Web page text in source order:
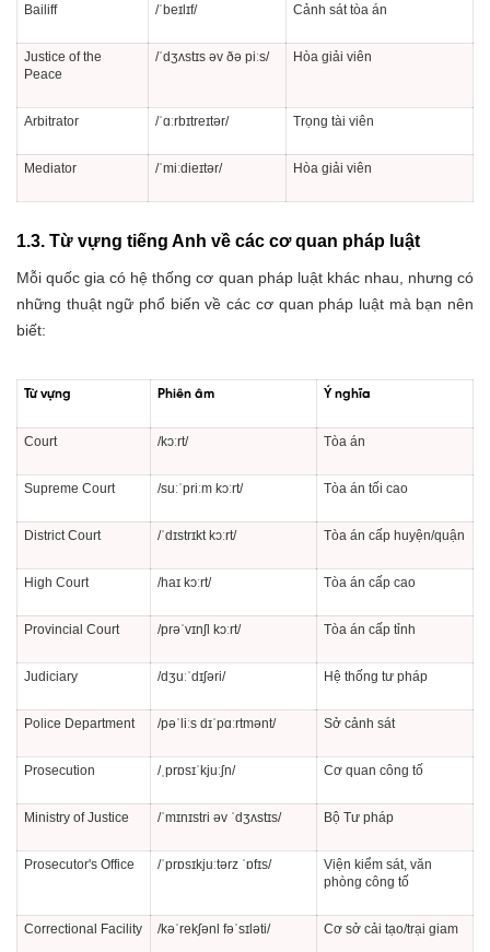
Bailiff /ˈbeɪlɪf/ Cảnh sát tòa án
Justice of the
Peace
/ˈdʒʌstɪs əv ðə piːs/ Hòa giải viên
Arbitrator /ˈɑːrbɪtreɪtər/ Trọng tài viên
Mediator /ˈmiːdieɪtər/ Hòa giải viên
1.3. Từ vựng tiếng Anh về các cơ quan pháp luật
Mỗi quốc gia có hệ thống cơ quan pháp luật khác nhau, nhưng có
những thuật ngữ phổ biến về các cơ quan pháp luật mà bạn nên
biết:
Từ vựng Phiên âm Ý nghĩa
Court /kɔːrt/ Tòa án
Supreme Court /suːˈpriːm kɔːrt/ Tòa án tối cao
District Court /ˈdɪstrɪkt kɔːrt/ Tòa án cấp huyện/quận
High Court /haɪ kɔːrt/ Tòa án cấp cao
Provincial Court /prəˈvɪnʃl kɔːrt/ Tòa án cấp tỉnh
Judiciary /dʒuːˈdɪʃəri/ Hệ thống tư pháp
Police Department /pəˈliːs dɪˈpɑːrtmənt/ Sở cảnh sát
Prosecution /ˌprɒsɪˈkjuːʃn/ Cơ quan công tố
Ministry of Justice /ˈmɪnɪstri əv ˈdʒʌstɪs/ Bộ Tư pháp
Prosecutor's Office /ˈprɒsɪkjuːtərz ˈɒfɪs/
Viện kiểm sát, văn
phòng công tố
Correctional Facility /kəˈrekʃənl fəˈsɪləti/ Cơ sở cải tạo/trại giam